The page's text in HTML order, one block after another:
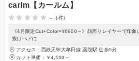
carlm【カールム】
-
(-件)
《4月限定Cut+Color=¥6900～》顔周りレイヤーで印象
抜けヘアに
アクセス：西鉄天神大牟田線 薬院駅 徒歩5分
カット単価： ￥4,500～